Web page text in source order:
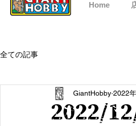
Home
全ての記事
2022/
GiantHobby 2022